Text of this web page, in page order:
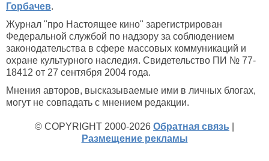
Горбачев.
Журнал "про Настоящее кино" зарегистрирован
Федеральной службой по надзору за соблюдением
законодательства в сфере массовых коммуникаций и
охране культурного наследия. Свидетельство ПИ № 77-
18412 от 27 сентября 2004 года.
Мнения авторов, высказываемые ими в личных блогах,
могут не совпадать с мнением редакции.
© COPYRIGHT 2000-2026 Обратная связь
Размещение рекламы